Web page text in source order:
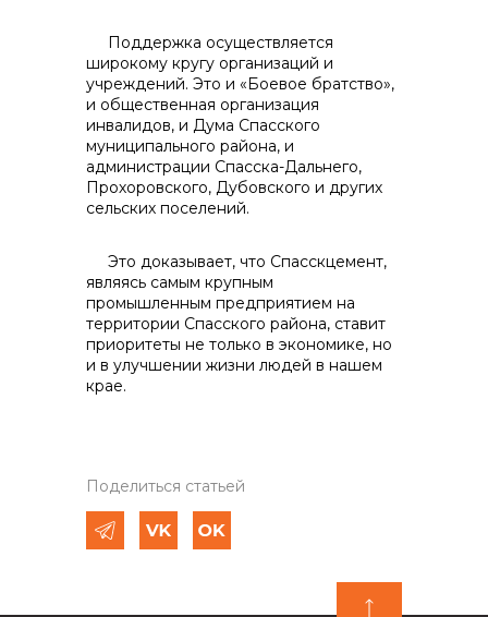
Поддержка осуществляется
широкому кругу организаций и
учреждений. Это и «Боевое братство»,
и общественная организация
инвалидов, и Дума Спасского
муниципального района, и
администрации Спасска-Дальнего,
Прохоровского, Дубовского и других
сельских поселений.
Это доказывает, что Спасскцемент,
являясь самым крупным
промышленным предприятием на
территории Спасского района, ставит
приоритеты не только в экономике, но
и в улучшении жизни людей в нашем
крае.
Поделиться статьей